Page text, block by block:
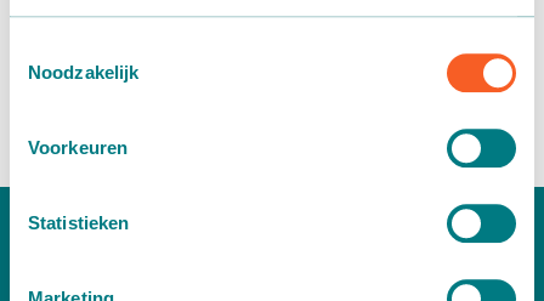
Noodzakelijk
Voorkeuren
Statistieken
Vertriebszentrum
Martin Stolze hat zum Sortieren von Kartons ein Order-
installiert.